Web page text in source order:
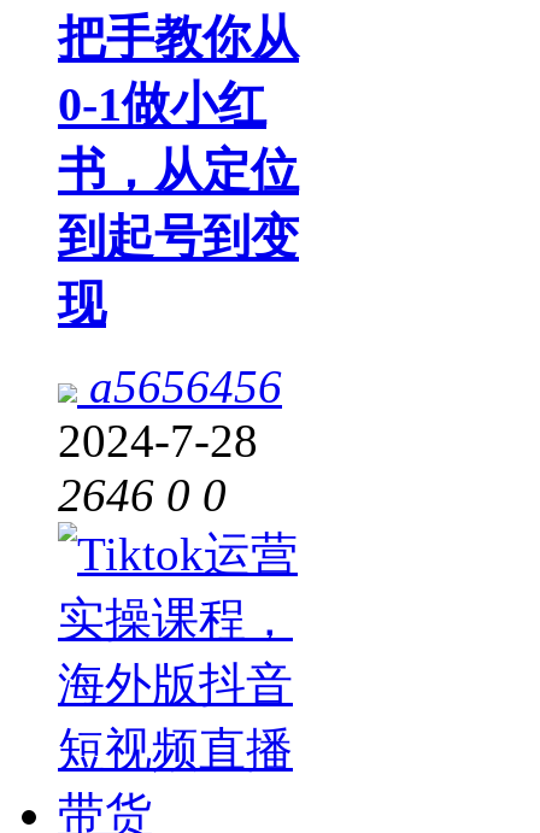
把手教你从
0-1做小红
书，从定位
到起号到变
现
a5656456
2024-7-28
2646 0 0